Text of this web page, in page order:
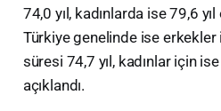
74,0 yıl, kadınlarda ise 79,6
Türkiye genelinde ise
süresi 74,7 yıl, kadınlar için
açıklandı.